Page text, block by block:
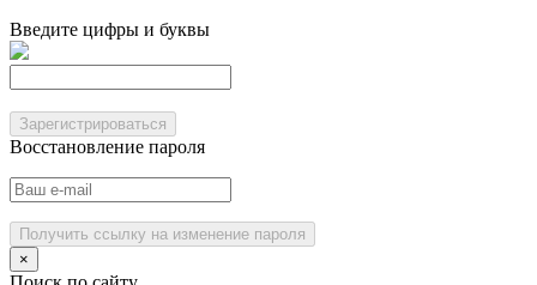
Введите цифры и буквы
Зарегистрироваться
Восстановление пароля
Получить ссылку на изменение пароля
×